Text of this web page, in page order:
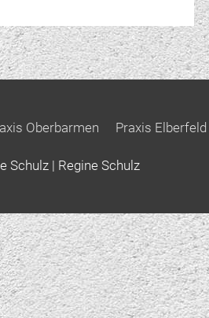
Oberbarmen Praxis Elberfeld
Schulz | Regine Schulz